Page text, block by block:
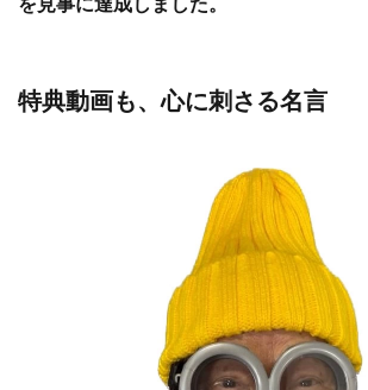
特典動画も、心に刺さる名言